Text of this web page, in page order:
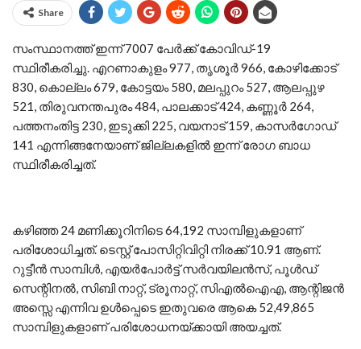
Share
സംസ്ഥാനത്ത് ഇന്ന് 7007 പേര്‍ക്ക് കോവിഡ്-19
സ്ഥിരീകരിച്ചു. എറണാകുളം 977, തൃശൂര്‍ 966, കോഴിക്കോട്
830, കൊല്ലം 679, കോട്ടയം 580, മലപ്പുറം 527, ആലപ്പുഴ
521, തിരുവനന്തപുരം 484, പാലക്കാട് 424, കണ്ണൂര്‍ 264,
പത്തനംതിട്ട 230, ഇടുക്കി 225, വയനാട് 159, കാസര്‍ഗോഡ്
141 എന്നിങ്ങനേയാണ് ജില്ലകളില്‍ ഇന്ന് രോഗ ബാധ
സ്ഥിരീകരിച്ചത്.
കഴിഞ്ഞ 24 മണിക്കൂറിനിടെ 64,192 സാമ്പിളുകളാണ്
പരിശോധിച്ചത്. ടെസ്റ്റ് പോസിറ്റിവിറ്റി നിരക്ക് 10.91 ആണ്.
റുട്ടീന്‍ സാമ്പിള്‍, എയര്‍പോര്‍ട്ട് സര്‍വയിലന്‍സ്, പൂള്‍ഡ്
സെന്റിനല്‍, സിബി നാറ്റ്, ട്രൂനാറ്റ്, സിഎല്‍ഐഎ, ആന്റിജന്‍
അസ്സെ എന്നിവ ഉള്‍പ്പെടെ ഇതുവരെ ആകെ 52,49,865
സാമ്പിളുകളാണ് പരിശോധനയ്ക്കായി അയച്ചത്.